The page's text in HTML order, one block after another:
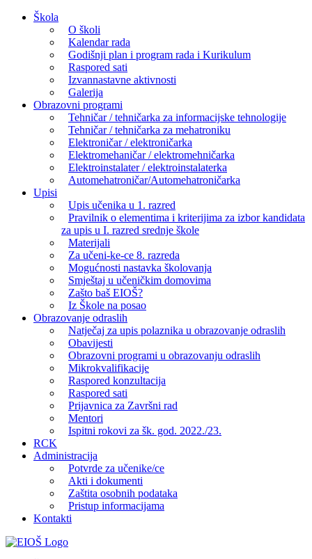
Skip
Škola
O školi
Kalendar rada
Godišnji plan i program rada i Kurikulum
Raspored sati
Izvannastavne aktivnosti
Galerija
Obrazovni programi
Tehničar / tehničarka za informacijske tehnologije
Tehničar / tehničarka za mehatroniku
Elektroničar / elektroničarka
Elektromehaničar / elektromehničarka
Elektroinstalater / elektroinstalaterka
Automehatroničar/Automehatroničarka
Upisi
Upis učenika u 1. razred
Pravilnik o elementima i kriterijima za izbor kandidata
za upis u I. razred srednje škole
Materijali
Za učeni-ke-ce 8. razreda
Mogućnosti nastavka školovanja
Smještaj u učeničkim domovima
Zašto baš EIOŠ?
Iz Škole na posao
Obrazovanje odraslih
Natječaj za upis polaznika u obrazovanje odraslih
Obavijesti
Obrazovni programi u obrazovanju odraslih
Mikrokvalifikacije
Raspored konzultacija
Raspored sati
Prijavnica za Završni rad
Mentori
Ispitni rokovi za šk. god. 2022./23.
RCK
Administracija
Potvrde za učenike/ce
Akti i dokumenti
Zaštita osobnih podataka
Pristup informacijama
Kontakti
Facebook
YouTube
X
Pinterest